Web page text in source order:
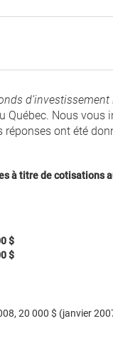
d’investissement
Nous
ont été
à titre de cotisations
$
$
20 000 $ (janvier